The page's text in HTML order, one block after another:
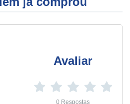
Avaliar
0 Respostas